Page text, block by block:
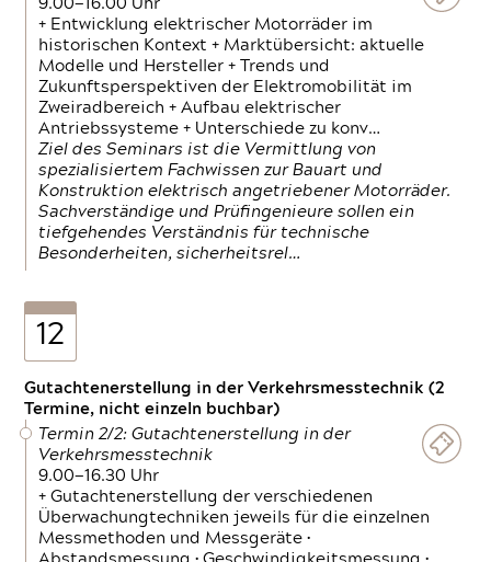
9.00—16.00 Uhr
+ Entwicklung elektrischer Motorräder im
historischen Kontext + Marktübersicht: aktuelle
Modelle und Hersteller + Trends und
Zukunftsperspektiven der Elektromobilität im
Zweiradbereich + Aufbau elektrischer
Antriebssysteme + Unterschiede zu konv…
Ziel des Seminars ist die Vermittlung von
spezialisiertem Fachwissen zur Bauart und
Konstruktion elektrisch angetriebener Motorräder.
Sachverständige und Prüfingenieure sollen ein
tiefgehendes Verständnis für technische
Besonderheiten, sicherheitsrel…
12
Gutachtenerstellung in der Verkehrsmesstechnik (2
Termine, nicht einzeln buchbar)
Termin 2/2: Gutachtenerstellung in der
Verkehrsmesstechnik
9.00—16.30 Uhr
+ Gutachtenerstellung der verschiedenen
Überwachungtechniken jeweils für die einzelnen
Messmethoden und Messgeräte •